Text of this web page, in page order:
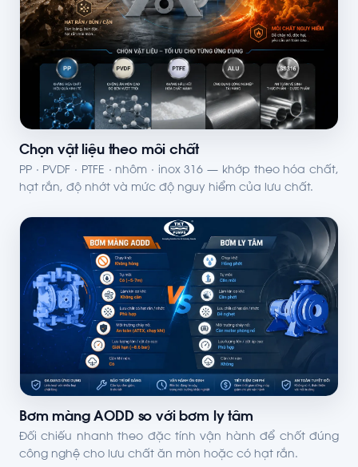
Chọn vật liệu theo môi chất
PP · PVDF · PTFE · nhôm · inox 316 — khớp theo hóa chất,
hạt rắn, độ nhớt và mức độ nguy hiểm của lưu chất.
Bơm màng AODD so với bơm ly tâm
Đối chiếu nhanh theo đặc tính vận hành để chốt đúng
công nghệ cho lưu chất ăn mòn hoặc có hạt rắn.